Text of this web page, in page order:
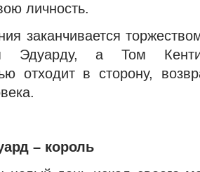
личность.
заканчивается
Эдуарду, а Том
отходит в сторону,
– король